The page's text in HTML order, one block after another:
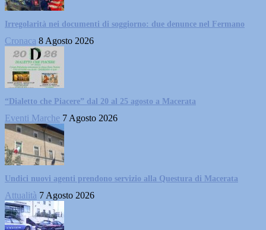
Irregolarità nei documenti di soggiorno: due denunce nel Fermano
Cronaca 8 Agosto 2026
“Dialetto che Piacere” dal 20 al 25 agosto a Macerata
Eventi Marche 7 Agosto 2026
Undici nuovi agenti prendono servizio alla Questura di Macerata
Attualità 7 Agosto 2026